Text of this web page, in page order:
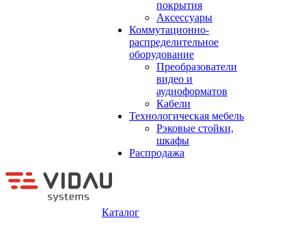
покрытия
Аксессуары
Коммутационно-
распределительное
оборудование
Преобразователи
видео и
аудиоформатов
Кабели
Технологическая мебель
Рэковые стойки,
шкафы
Распродажа
Каталог